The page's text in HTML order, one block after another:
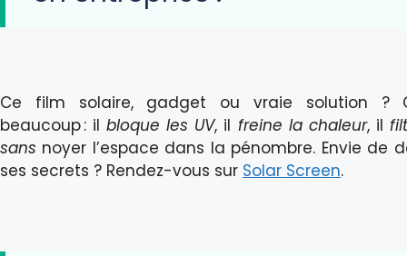
Ce film solaire, gadget ou vraie solution ?
beaucoup : il bloque les UV, il freine la chaleur, il
sans noyer l’espace dans la pénombre. Envie de
ses secrets ? Rendez-vous sur Solar Screen.